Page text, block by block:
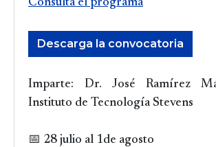
Consulta el programa
Descarga la convocatoria
Imparte: Dr. José Ramírez
Instituto de Tecnología Stevens
📅 28 julio al 1de agosto